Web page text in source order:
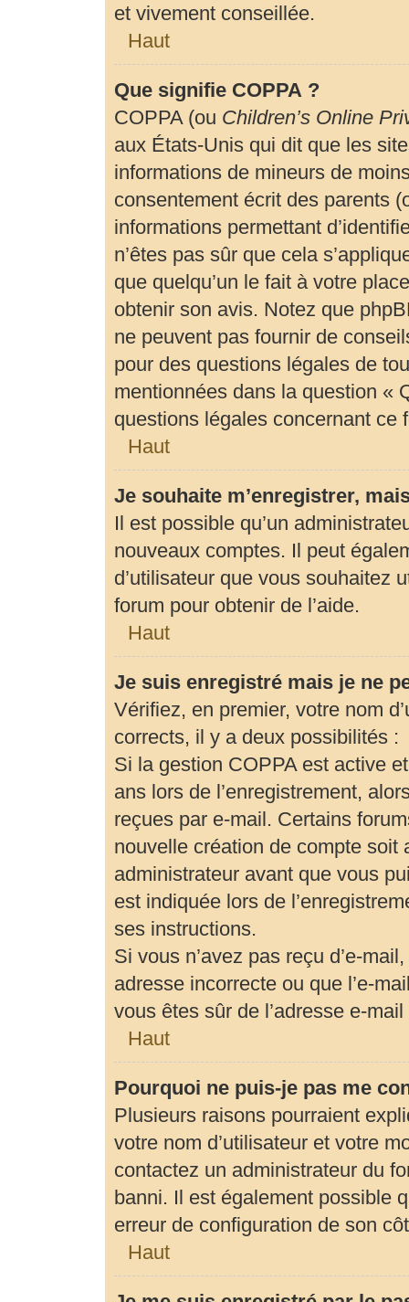
et vivement conseillée.
Haut
Que signifie COPPA ?
COPPA (ou Children’s Online
aux États-Unis qui dit que les
informations de mineurs de
consentement écrit des parents
informations permettant
n’êtes pas sûr que cela
que quelqu’un le fait à votre
obtenir son avis. Notez que
ne peuvent pas fournir de
pour des questions légales de
mentionnées dans la question «
questions légales concernant ce
Haut
Je souhaite m’enregistrer,
Il est possible qu’un
nouveaux comptes. Il peut
d’utilisateur que vous souhaitez
forum pour obtenir de l’aide.
Haut
Je suis enregistré mais je ne
Vérifiez, en premier, votre nom
corrects, il y a deux possibilités :
Si la gestion COPPA est active
ans lors de l’enregistrement,
reçues par e-mail. Certains
nouvelle création de compte soit
administrateur avant que vous
est indiquée lors de
ses instructions.
Si vous n’avez pas reçu d’e-
adresse incorrecte ou que l’e-
vous êtes sûr de l’adresse e-
Haut
Pourquoi ne puis-je pas me
Plusieurs raisons pourraient
votre nom d’utilisateur et votre
contactez un administrateur du
banni. Il est également possible
erreur de configuration de son
Haut